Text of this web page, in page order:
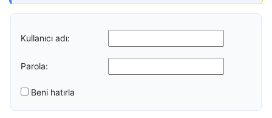
Kullanıcı adı:
Parola:
Beni hatırla